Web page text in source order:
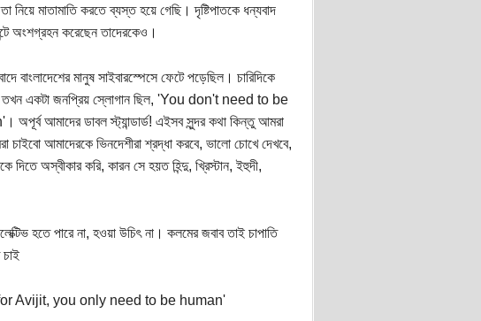
মাতামাতি করতে ব্যস্ত হয়ে গেছি। দৃষ্টিপাতকে ধন্যবাদ
অংশগ্রহন করেছেন তাদেরকেও।
বাংলাদেশের মানুষ সাইবারস্পেসে ফেটে পড়েছিল। চারিদিকে
তখন একটা জনপ্রিয় স্লোগান ছিল, 'You don't need to be
ডাবল স্ট্যান্ডার্ড! এইসব সুন্দর কথা কিন্তু আমরা
আমাদেরকে ভিনদেশীরা শ্রদ্ধা করবে, ভালো চোখে দেখবে,
অস্বীকার করি, কারন সে হয়ত হিন্দু, খ্রিস্টান, ইহুদী,
হতে পারে না, হওয়া উচিৎ না। কলমের জবাব তাই চাপাতি
Avijit, you only need to be human'